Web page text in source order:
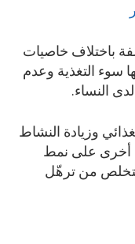
باختلاف خاصيات
سوء التغذية وعدم
النساء.
وزيادة النشاط
أخرى على نمط
من ترهّل